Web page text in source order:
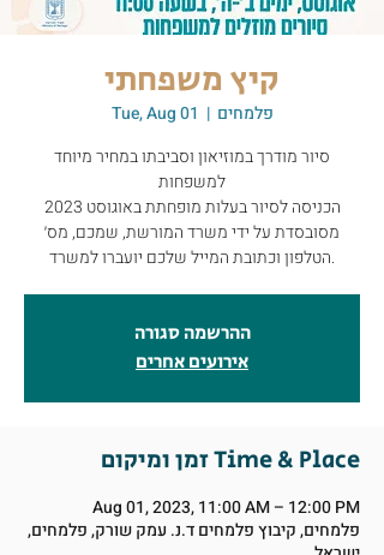
קיץ משפחתי
Tue, Aug 01
  |
פלמחים
סיור מודרך במוזיאון וסביבתו במחיר מיוחד
למשפחות
הכניסה לסיור בעלות מופחתת באוגוסט 2023
מסובסדת על ידי משרד המורשת, שמכם, מס׳
ההרשמה סגורה
אירועים אחרים
זמן ומיקום Time & Place
Aug 01, 2023, 11:00 AM – 12:00 PM
פלמחים, קיבוץ פלמחים ד.נ. עמק שורק, פלמחים,